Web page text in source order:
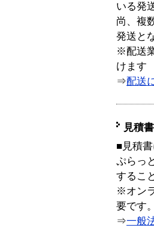
いる発
尚、複
発送と
※配送
けます
⇒配送
見積
■見積
ぷらっ
するこ
※オン
要です。
⇒一般